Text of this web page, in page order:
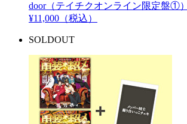
door（テイチクオンライン限定盤①）
¥11,000（税込）
SOLDOUT